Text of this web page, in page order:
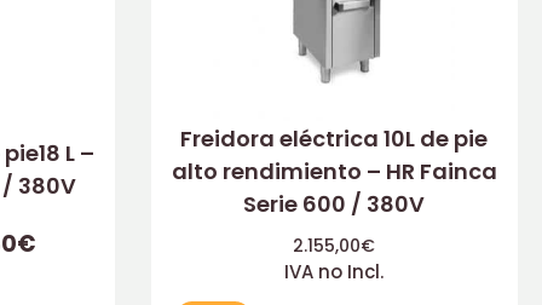
L –
/ 380V
€
Freidora eléctrica 10L de pie
alto rendimiento – HR Fainca
Serie 600 / 380V
2.155,00€
IVA no Incl.